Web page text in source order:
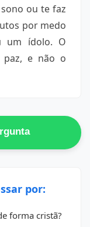
ou te faz
por medo
um ídolo. O
paz, e não o
por:
forma cristã?